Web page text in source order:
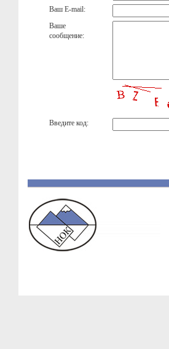
Ваш E-mail:
Ваше
сообщение:
Введите код: